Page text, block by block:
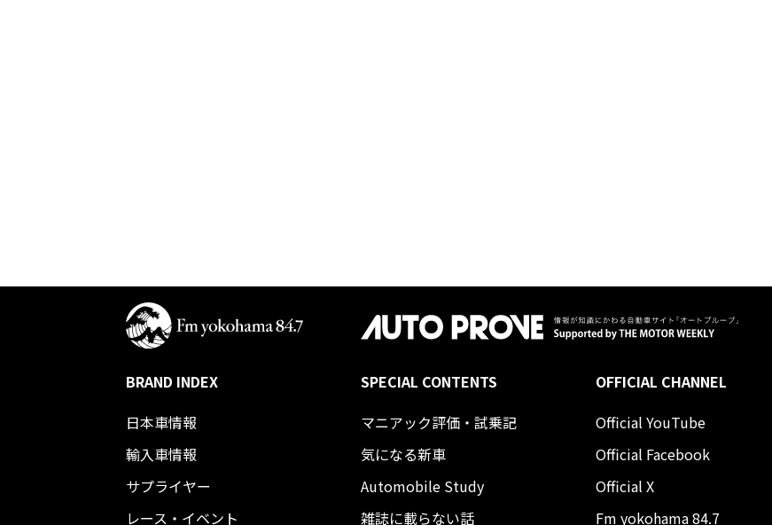
BRAND INDEX
日本車情報​
輸入車情報
サプライヤー
レース・イベント
SPECIAL CONTENTS
マニアック評価・試乗記
気になる新車
Automobile Study
雑誌に載らない話
OFFICIAL CHANNEL
Official YouTube
Official Facebook
Official X
Fm yokohama 84.7